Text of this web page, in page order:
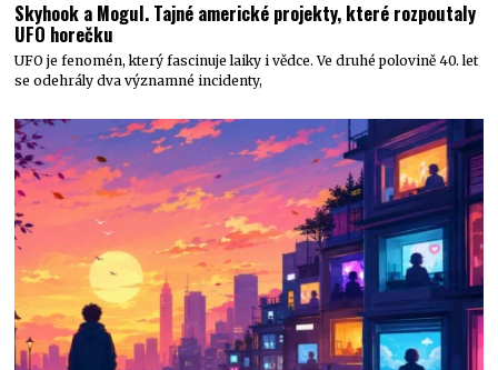
Skyhook a Mogul. Tajné americké projekty, které rozpoutaly
UFO horečku
UFO je fenomén, který fascinuje laiky i vědce. Ve druhé polovině 40. let
se odehrály dva významné incidenty,